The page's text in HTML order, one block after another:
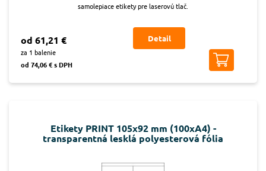
samolepiace etikety pre laserovú tlač.
od 61,21 €
za 1 balenie
od 74,06 € s DPH
Detail
Etikety PRINT 105x92 mm (100xA4) -
transparentná lesklá polyesterová fólia